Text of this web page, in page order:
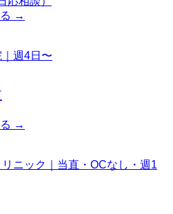
→
週4日〜
→
ニック｜当直・OCなし・週1